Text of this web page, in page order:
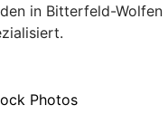
in Bitterfeld-Wolfen
Photos